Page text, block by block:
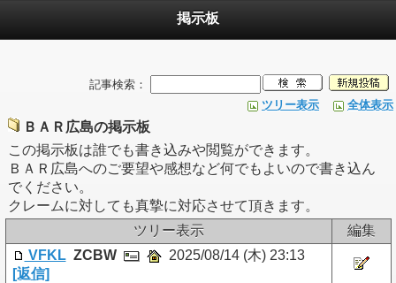
掲示板
記事検索：
ツリー表示
全体表示
ＢＡＲ広島の掲示板
この掲示板は誰でも書き込みや閲覧ができます。
ＢＡＲ広島へのご要望や感想など何でもよいので書き込ん
でください。
クレームに対しても真摯に対応させて頂きます。
ツリー表示
編集
VFKL ZCBW
2025/08/14 (木) 23:13
[返信]